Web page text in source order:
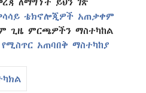
ቴክኖሎጂዎች አጠቃቀም
ጊዜ ምርጫዎችን ማስተካከል
የሚስጥር አጠባበቅ ማስተካከያ
and Tract Society of Pennsylvania.